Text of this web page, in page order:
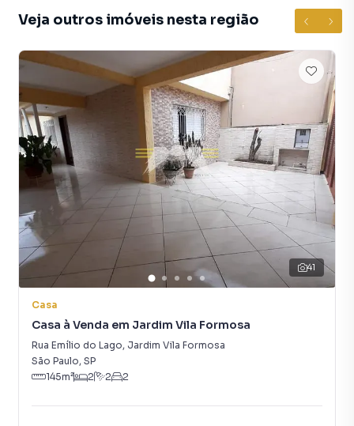
Veja outros imóveis nesta região
41
Casa
Casa à Venda em Jardim Vila Formosa
Rua Emílio do Lago, Jardim Vila Formosa
São Paulo, SP
145m² 2 2 2